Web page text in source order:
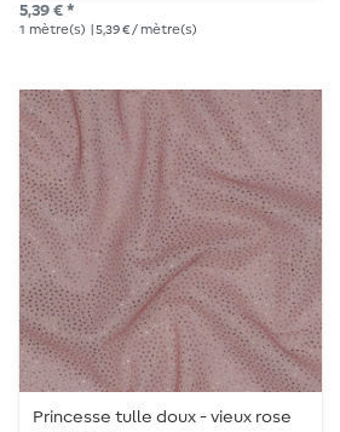
5,39 € *
1 mètre(s) | 5,39 € / mètre(s)
Princesse tulle doux - vieux rose